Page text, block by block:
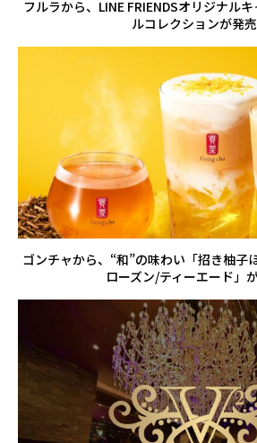
フルラから、LINE FRIENDSオリジナル
ルコレクションが発売
ゴンチャから、“和”の味わい「招き柚子
ローズン/ティーエード」